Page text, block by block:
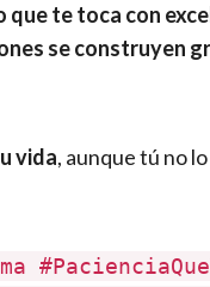
que te toca con
se construyen
vida, aunque tú no